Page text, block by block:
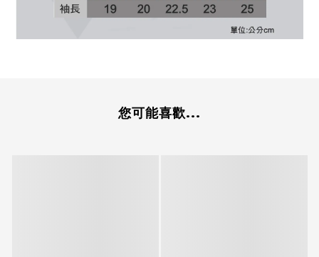
您可能喜歡...